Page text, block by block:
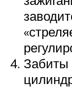
Забиты